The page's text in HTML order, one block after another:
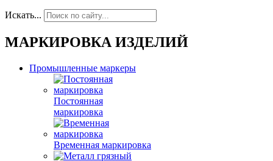
Искать...
МАРКИРОВКА ИЗДЕЛИЙ
Промышленные маркеры
Постоянная
маркировка
Временная маркировка